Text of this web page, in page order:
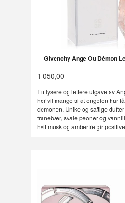
Givenchy Ange Ou Démon
1 050,00
En lysere og lettere utgave av
her vil mange si at engelen har
demonen. Unike og saftige
tranebær, svale peoner og
hvit musk og ambertre gir